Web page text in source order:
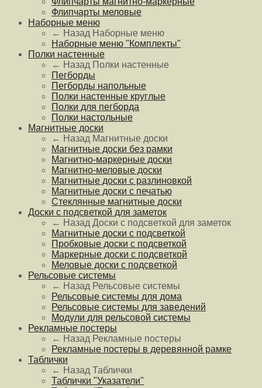
Флипчарты меловые
Наборные меню
← Назад Наборные меню
Наборные меню "Комплекты"
Полки настенные
← Назад Полки настенные
Пегборды
Пегборды напольные
Полки настенные круглые
Полки для пегборда
Полки настольные
Магнитные доски
← Назад Магнитные доски
Магнитные доски без рамки
Магнитно-маркерные доски
Магнитно-меловые доски
Магнитные доски с разлиновкой
Магнитные доски с печатью
Стеклянные магнитные доски
Доски с подсветкой для заметок
← Назад Доски с подсветкой для заметок
Магнитные доски с подсветкой
Пробковые доски с подсветкой
Маркерные доски с подсветкой
Меловые доски с подсветкой
Рельсовые системы
← Назад Рельсовые системы
Рельсовые системы для дома
Рельсовые системы для заведений
Модули для рельсовой системы
Рекламные постеры
← Назад Рекламные постеры
Рекламные постеры в деревянной рамке
Таблички
← Назад Таблички
Таблички "Указатели"